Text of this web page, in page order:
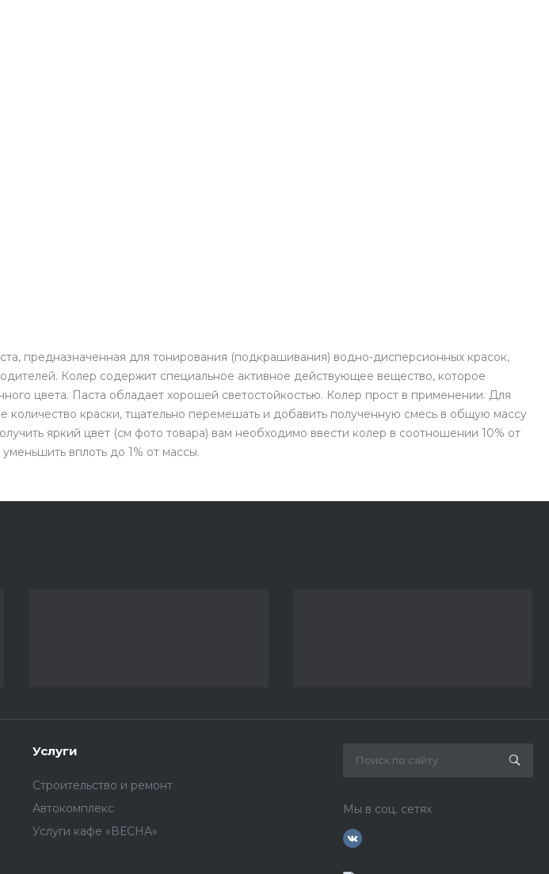
предназначенная для тонирования (подкрашивания) водно-дисперсионных красок,
Колер содержит специальное активное действующее вещество, которое
цвета. Паста обладает хорошей светостойкостью. Колер прост в применении. Для
краски, тщательно перемешать и добавить полученную смесь в общую массу
яркий цвет (см фото товара) вам необходимо ввести колер в соотношении 10% от
вплоть до 1% от массы.
Услуги
Строительство и ремонт
Автокомплекс
Услуги кафе «ВЕСНА»
Мы в соц. сетях